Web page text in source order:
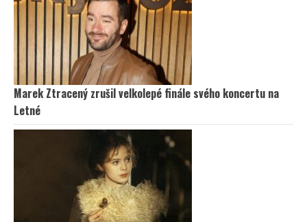
Marek Ztracený zrušil velkolepé finále svého koncertu na
Letné